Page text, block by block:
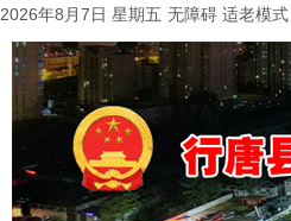
2026年8月7日 星期五 无障碍 适老模式